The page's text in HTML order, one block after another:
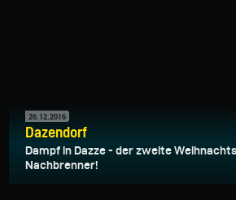
26.12.2016
Dazendorf
Dampf in Dazze - der zweite
Nachbrenner!